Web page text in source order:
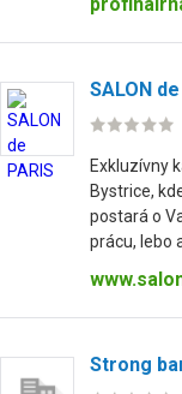
SALON
Exkluzívny
Bystrice,
postará o
prácu, lebo
Strong